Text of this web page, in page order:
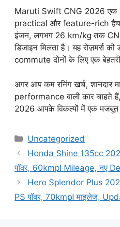
Maruti Swift CNG 2026
practical और feature-rich
इंजन, लगभग 26 km/kg तक
डिजाइन मिलता है। यह रोज़मर्रा
commute दोनों के लिए एक
अगर आप कम रनिंग खर्च, शानदार
performance वाली कार चाहते
2026 आपके विकल्पों में एक मजबूत
Categories
Uncategorized
Honda Shine 135cc
पॉवर, 60kmpl Mileage, नए
Hero Splendor Plus
PS पॉवर, 70kmpl माइलेज,